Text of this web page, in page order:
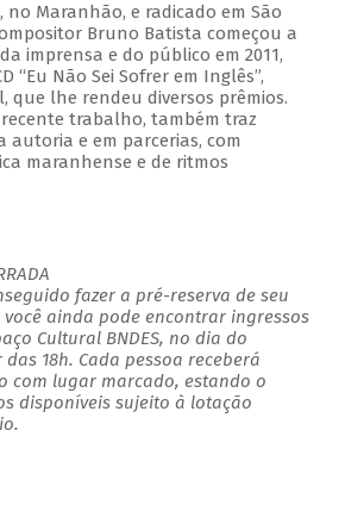
no Maranhão, e radicado em São
Bruno Batista começou a
imprensa e do público em 2011,
“Eu Não Sei Sofrer em Inglês”,
lhe rendeu diversos prêmios.
recente trabalho, também traz
autoria e em parcerias, com
maranhense e de ritmos
fazer a pré-reserva de seu
ainda pode encontrar ingressos
Cultural BNDES, no dia do
18h. Cada pessoa receberá
com lugar marcado, estando o
disponíveis sujeito à lotação